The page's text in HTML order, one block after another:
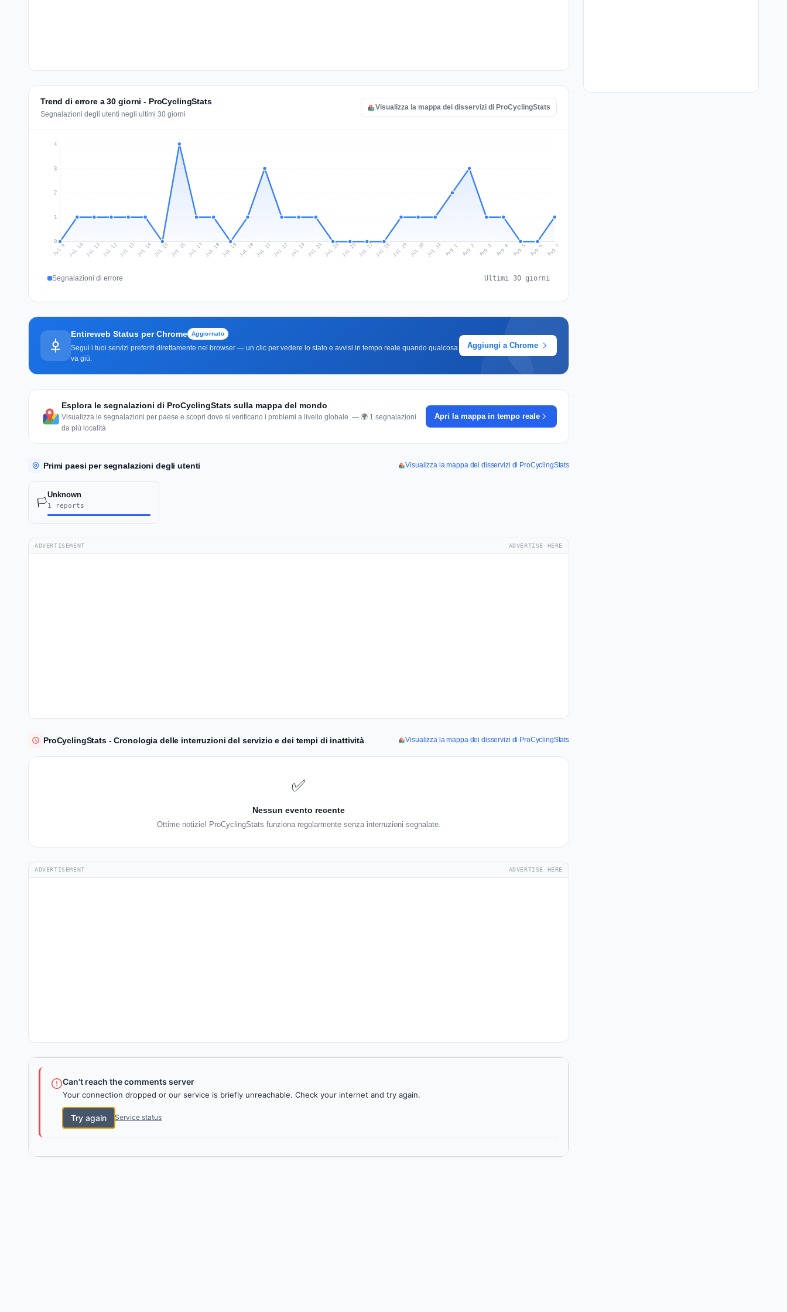
Trend di errore a 30 giorni - ProCyclingStats
Segnalazioni degli utenti negli ultimi 30 giorni
Visualizza la mappa dei disservizi di ProCyclingStats
0
1
2
3
4
Jul 9 Jul 10 Jul 11Jul 12Jul 13 Jul 14 Jul 15 Jul 16 Jul 17 Jul 18Jul 19 Jul 20 Jul 21 Jul 22 Jul 23 Jul 24 Jul 25 Jul 26Jul 27 Jul 28Jul 29 Jul 30 Jul 31 Aug 1 Aug 2 Aug 3 Aug 4 Aug 5 Aug 6 Aug 7
Segnalazioni di errore Ultimi 30 giorni
Entireweb Status per Chrome Aggiornato
Segui i tuoi servizi preferiti direttamente nel browser — un clic per vedere lo stato e avvisi in tempo reale quando qualcosa
va giù.
Aggiungi a Chrome
Esplora le segnalazioni di ProCyclingStats sulla mappa del mondo
Visualizza le segnalazioni per paese e scopri dove si verificano i problemi a livello globale. — 🌍 1 segnalazioni
da più località
Apri la mappa in tempo reale
Primi paesi per segnalazioni degli utenti Visualizza la mappa dei disservizi di ProCyclingStats
🏳️
Unknown
1 reports
ADVERTISEMENT ADVERTISE HERE
ProCyclingStats - Cronologia delle interruzioni del servizio e dei tempi di inattività Visualizza la mappa dei disservizi di ProCyclingStats
✅
Nessun evento recente
Ottime notizie! ProCyclingStats funziona regolarmente senza interruzioni segnalate.
ADVERTISEMENT ADVERTISE HERE
Can't reach the comments server
Your connection dropped or our service is briefly unreachable. Check your internet and try again.
Try again Service status